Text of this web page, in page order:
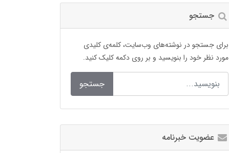
جستجو
برای جستجو در نوشته‌های وب‌سایت، کلمه‌ی کلیدی
مورد نظر خود را بنویسید و بر روی دکمه کلیک کنید.
جستجو
عضویت خبرنامه